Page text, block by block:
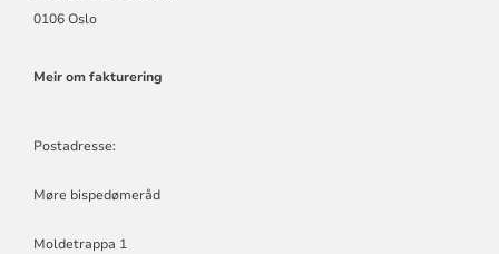
0106 Oslo
Meir om fakturering
Postadresse:
Møre bispedømeråd
Moldetrappa 1